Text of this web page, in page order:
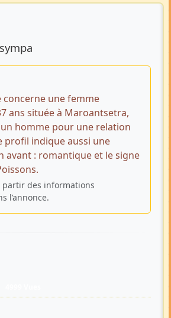
l’annonce
concerne une femme
ans située à Maroantsetra,
homme pour une relation
profil indique aussi une
avant : romantique et le signe
partir des informations
l’annonce.